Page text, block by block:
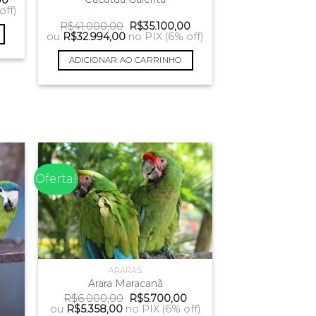
preço
atual
R$99.000,00.
R$41.000,00 O
preço
era:
R$41.000,00.
R$35.100,00O
preço
atual
é:
ou R$32.994,00 no PIX (6% off)
ADICIONAR AO CARRINHO
Oferta!
ARARAS
Arara Maracanã
R$6.000,00 O
preço
R$5.700,00O
preço
ou R$5.358,00 no PIX (6% off)